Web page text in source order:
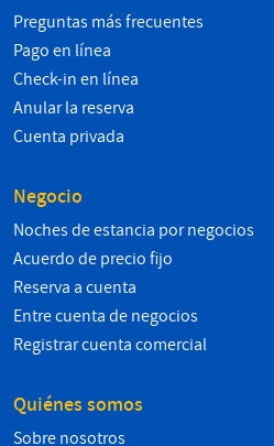
Preguntas más frecuentes
Pago en línea
Check-in en línea
Anular la reserva
Cuenta privada
Negocio
Noches de estancia por negocios
Acuerdo de precio fijo
Reserva a cuenta
Entre cuenta de negocios
Registrar cuenta comercial
Quiénes somos
Sobre nosotros